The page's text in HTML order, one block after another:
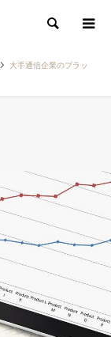
検索
大手通信企業のプラッ